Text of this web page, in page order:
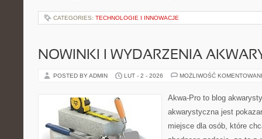
CATEGORIES: TECHNOLOGIE I INNOWACJE
NOWINKI I WYDARZENIA
POSTED BY ADMIN LUT - 2 - 2026 MOŻLIWOŚĆ
Akwa-Pro to blog
akwarystyczna jest
miejsce dla osób, które